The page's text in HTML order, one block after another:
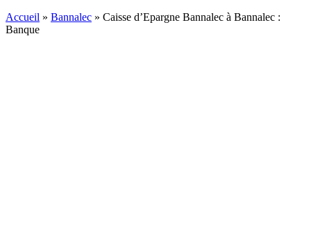
Accueil » Bannalec » Caisse d’Epargne Bannalec à Bannalec :
Banque